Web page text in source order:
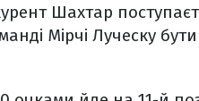
Шахтар
Мірчі Луческу